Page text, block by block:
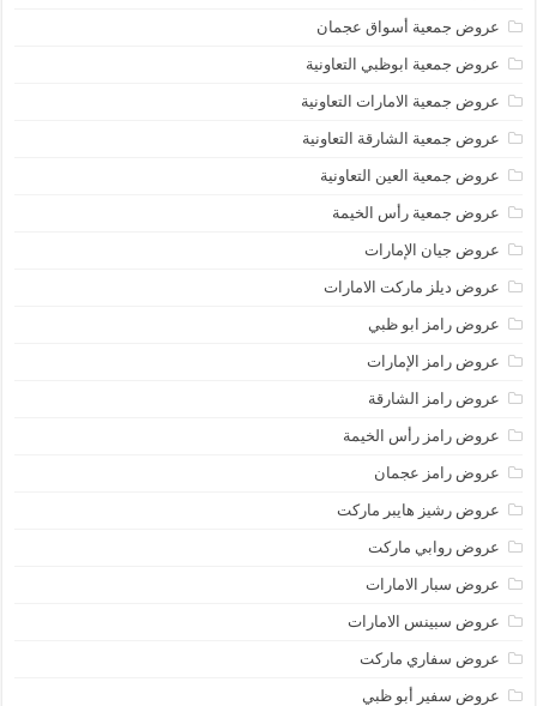
عروض جمعية أسواق عجمان
عروض جمعية ابوظبي التعاونية
عروض جمعية الامارات التعاونية
عروض جمعية الشارقة التعاونية
عروض جمعية العين التعاونية
عروض جمعية رأس الخيمة
عروض جيان الإمارات
عروض ديلز ماركت الامارات
عروض رامز ابو ظبي
عروض رامز الإمارات
عروض رامز الشارقة
عروض رامز رأس الخيمة
عروض رامز عجمان
عروض رشيز هايبر ماركت
عروض روابي ماركت
عروض سبار الامارات
عروض سبينس الامارات
عروض سفاري ماركت
عروض سفير أبو ظبي